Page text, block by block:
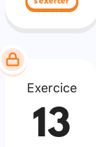
Exercice
13